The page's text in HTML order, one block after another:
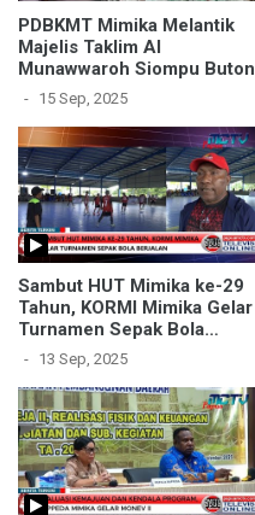
PDBKMT Mimika Melantik
Majelis Taklim Al
Munawwaroh Siompu Buton
15 Sep, 2025
Sambut HUT Mimika ke-29
Tahun, KORMI Mimika Gelar
Turnamen Sepak Bola
Berjalan
13 Sep, 2025